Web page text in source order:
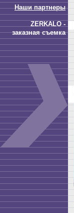
Наши партнеры
ZERKALO -
заказная съемка